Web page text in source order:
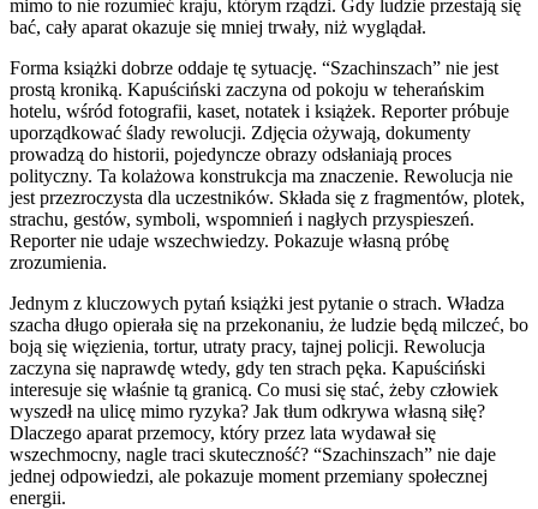
mimo to nie rozumieć kraju, którym rządzi. Gdy ludzie przestają się
bać, cały aparat okazuje się mniej trwały, niż wyglądał.
Forma książki dobrze oddaje tę sytuację. “Szachinszach” nie jest
prostą kroniką. Kapuściński zaczyna od pokoju w teherańskim
hotelu, wśród fotografii, kaset, notatek i książek. Reporter próbuje
uporządkować ślady rewolucji. Zdjęcia ożywają, dokumenty
prowadzą do historii, pojedyncze obrazy odsłaniają proces
polityczny. Ta kolażowa konstrukcja ma znaczenie. Rewolucja nie
jest przezroczysta dla uczestników. Składa się z fragmentów, plotek,
strachu, gestów, symboli, wspomnień i nagłych przyspieszeń.
Reporter nie udaje wszechwiedzy. Pokazuje własną próbę
zrozumienia.
Jednym z kluczowych pytań książki jest pytanie o strach. Władza
szacha długo opierała się na przekonaniu, że ludzie będą milczeć, bo
boją się więzienia, tortur, utraty pracy, tajnej policji. Rewolucja
zaczyna się naprawdę wtedy, gdy ten strach pęka. Kapuściński
interesuje się właśnie tą granicą. Co musi się stać, żeby człowiek
wyszedł na ulicę mimo ryzyka? Jak tłum odkrywa własną siłę?
Dlaczego aparat przemocy, który przez lata wydawał się
wszechmocny, nagle traci skuteczność? “Szachinszach” nie daje
jednej odpowiedzi, ale pokazuje moment przemiany społecznej
energii.